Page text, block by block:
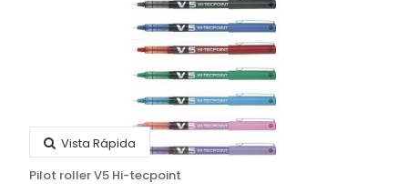
Vista Rápida
Pilot roller V5 Hi-tecpoint